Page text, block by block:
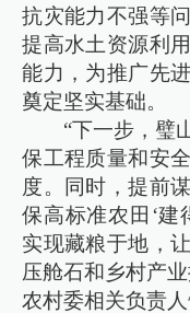
抗灾能力不强等
提高水土资源利
能力，为推广先
奠定坚实基础。
“下一步，璧
保工程质量和安
度。同时，提前
保高标准农田‘建
实现藏粮于地，
压舱石和乡村产
农村委相关负责